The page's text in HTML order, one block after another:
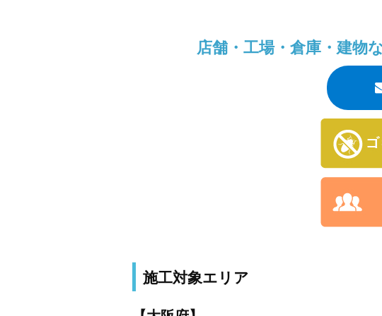
店舗・工場・倉庫・建物
施工対象エリア